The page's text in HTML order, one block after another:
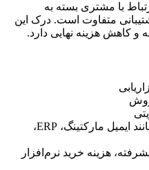
با مشتری بسته به
متفاوت است. درک این
و کاهش هزینه نهایی دارد.
– یکپارچگی با نرم‌افزارهای دیگر (مانند ایمیل مارکتینگ، ERP،
هزینه خرید نرم‌افزار